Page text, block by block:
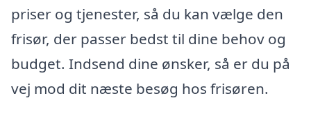
priser og tjenester, så du kan vælge den
frisør, der passer bedst til dine behov og
budget. Indsend dine ønsker, så er du på
vej mod dit næste besøg hos frisøren.